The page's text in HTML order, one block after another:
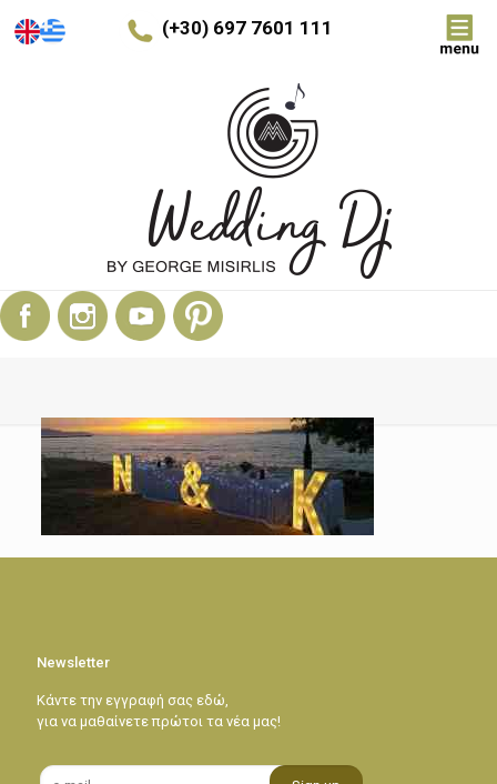
(+30) 697 7601 111
Newsletter
Κάντε την εγγραφή σας εδώ,
για να μαθαίνετε πρώτοι τα νέα μας!